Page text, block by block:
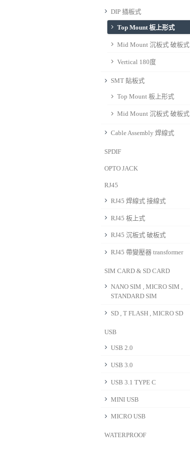
DIP 插板式
Top Mount 板上形式
Mid Mount 沉板式 破板式
Vertical 180度
SMT 貼板式
Top Mount 板上形式
Mid Mount 沉板式 破板式
Cable Assembly 焊線式
SPDIF
OPTO JACK
RJ45
RJ45 焊線式 接線式
RJ45 板上式
RJ45 沉板式 破板式
RJ45 帶變壓器 transformer
SIM CARD & SD CARD
NANO SIM , MICRO SIM ,
STANDARD SIM
SD , T FLASH , MICRO SD
USB
USB 2.0
USB 3.0
USB 3.1 TYPE C
MINI USB
MICRO USB
WATERPROOF